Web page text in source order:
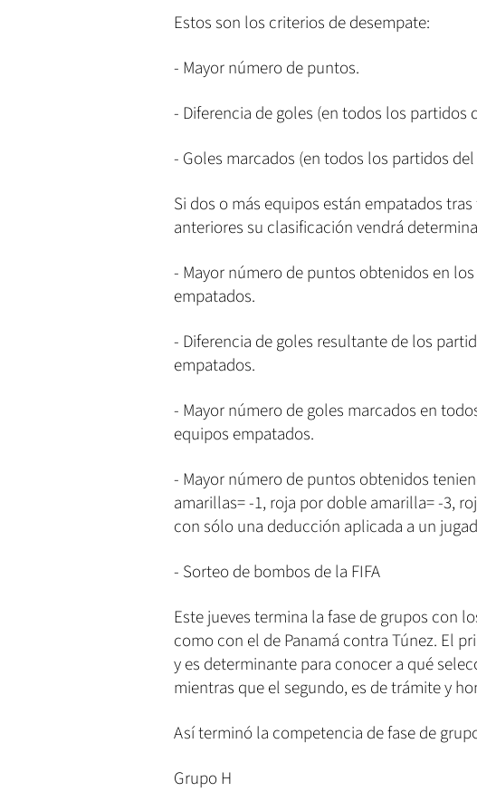
Estos son los criterios de desempate:
- Mayor número de puntos.
- Diferencia de goles (en todos los partidos
- Goles marcados (en todos los partidos
Si dos o más equipos están empatados
anteriores su clasificación vendrá
- Mayor número de puntos obtenidos en
empatados.
- Diferencia de goles resultante de los
empatados.
- Mayor número de goles marcados en
equipos empatados.
- Mayor número de puntos obtenidos
amarillas= -1, roja por doble amarilla= -3,
con sólo una deducción aplicada a un
- Sorteo de bombos de la FIFA
Este jueves termina la fase de grupos con
como con el de Panamá contra Túnez. El
y es determinante para conocer a qué
mientras que el segundo, es de trámite y
Así terminó la competencia de fase de
Grupo H